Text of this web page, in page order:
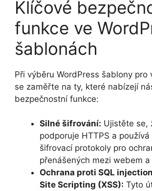
Klíčové
funkce ve
šablonách
Při výběru WordPress šablony pro
se zaměřte na ty, které nabízejí
bezpečnostní funkce:
Silné šifrování: Ujistěte se,
podporuje HTTPS a používá
šifrovací protokoly pro
přenášených mezi webem
Ochrana proti SQL
Site Scripting (XSS): Tyto